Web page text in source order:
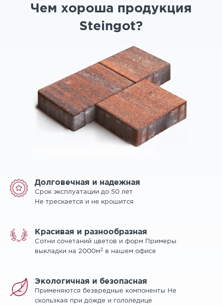
Чем хороша продукция
Steingot?
Долговечная и надежная
Срок эксплуатации до 50 лет
Не трескается и не крошится
Красивая и разнообразная
Сотни сочетаний цветов и форм Примеры
выкладки на 2000м2 в нашем офисе
Экологичная и безопасная
Применяются безвредные компоненты Не
скользкая при дожде и гололедице